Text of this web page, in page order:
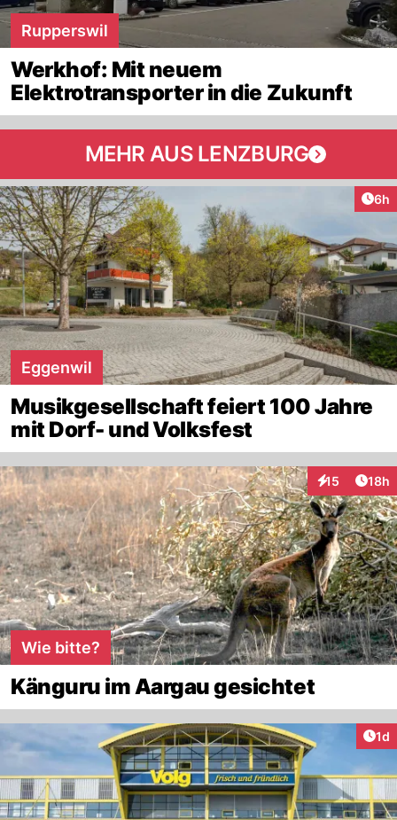
Rupperswil
Werkhof: Mit neuem
Elektrotransporter in die Zukunft
MEHR AUS LENZBURG
6h
Eggenwil
Musikgesellschaft feiert 100 Jahre
mit Dorf- und Volksfest
15
Interaktionen
18h
Wie bitte?
Känguru im Aargau gesichtet
1d